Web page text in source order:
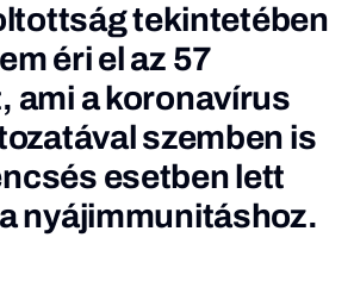
tekintetében
éri el az 57
ami a koronavírus
szemben is
esetben lett
nyájimmunitáshoz.